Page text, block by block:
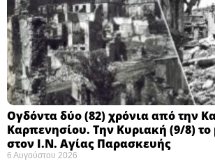
Ογδόντα δύο (82) χρόνια από την
Καρπενησίου. Την Κυριακή (9/8)
στον Ι.Ν. Αγίας Παρασκευής
6 Αυγούστου 2026